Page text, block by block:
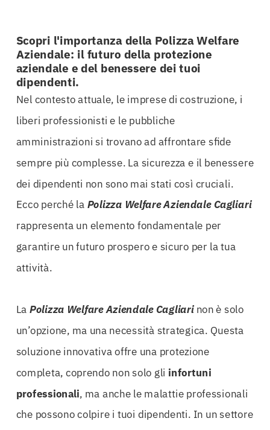
Scopri l'importanza della Polizza Welfare
Aziendale: il futuro della protezione
aziendale e del benessere dei tuoi
dipendenti.
Nel contesto attuale, le imprese di costruzione, i
liberi professionisti e le pubbliche
amministrazioni si trovano ad affrontare sfide
sempre più complesse. La sicurezza e il benessere
dei dipendenti non sono mai stati così cruciali.
Ecco perché la Polizza Welfare Aziendale Cagliari
rappresenta un elemento fondamentale per
garantire un futuro prospero e sicuro per la tua
attività.
La Polizza Welfare Aziendale Cagliarinon è solo
un’opzione, ma una necessità strategica. Questa
soluzione innovativa offre una protezione
completa, coprendo non solo gli infortuni
professionali, ma anche le malattie professionali
che possono colpire i tuoi dipendenti. In un settore